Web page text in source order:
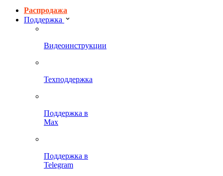
Распродажа
Поддержка
Видеоинструкции
Техподдержка
Поддержка в
Max
Поддержка в
Telegram